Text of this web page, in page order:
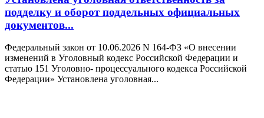
подделку и оборот поддельных официальных
документов...
Федеральный закон от 10.06.2026 N 164-ФЗ «О внесении
изменений в Уголовный кодекс Российской Федерации и
статью 151 Уголовно- процессуального кодекса Российской
Федерации» Установлена уголовная...